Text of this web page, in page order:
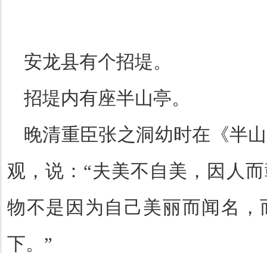
安龙县有个招堤。
招堤内有座半山亭。
晚清重臣张之洞幼时在《半
观，说： “夫美不自美，因人
物不是因为自己美丽而闻名
下。 ”